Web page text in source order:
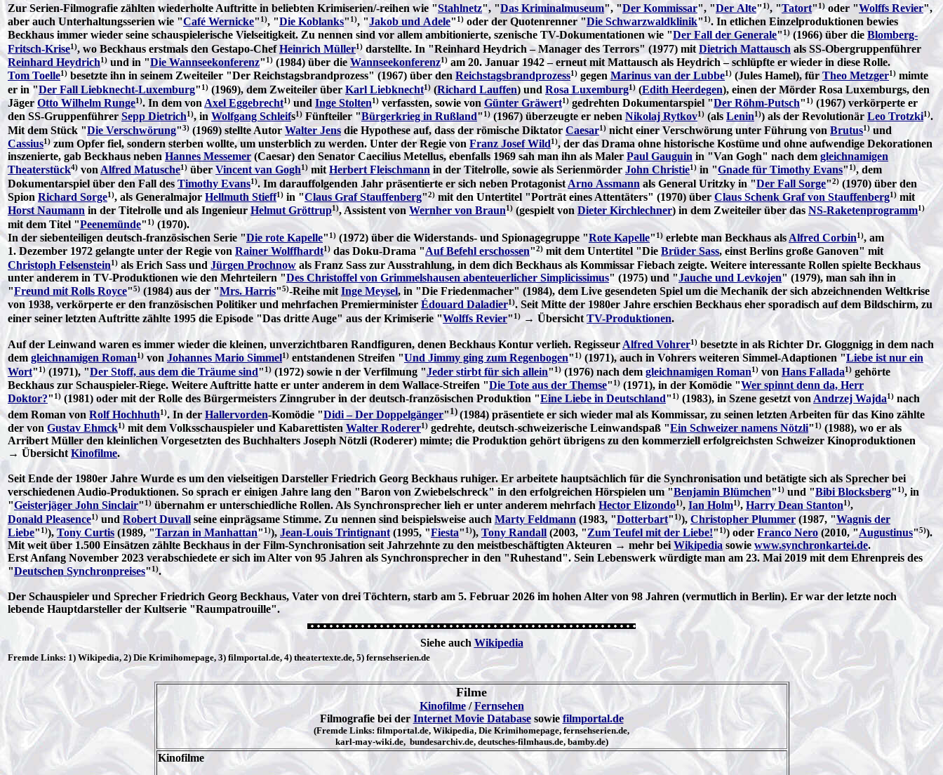
Zur Serien-Filmografie zählten wiederholte Auftritte in beliebten Krimiserien/-reihen wie "Stahlnetz", "Das Kriminalmuseum", "Der Kommissar", "Der Alte"1), "Tatort"1)oder "Wolffs Revier",
aber auch Unterhaltungsserien wie "Café Wernicke" 1), "Die Koblanks" 1), "Jakob und Adele" 1) oder der Quotenrenner "Die Schwarzwaldklinik" 1). In etlichen Einzelproduktionen bewies
Beckhaus immer wieder seine schauspielerische Vielseitigkeit. Zu nennen sind vor allem ambitionierte, szenische TV-Dokumentationen wie "Der Fall der Generale"1)(1966) über dieBlomberg-
Fritsch-Krise1), wo Beckhaus erstmals den Gestapo-ChefHeinrich Müller1) darstellte. In "Reinhard Heydrich – Manager des Terrors" (1977) mit Dietrich Mattausch als SS-Obergruppenführer
Reinhard Heydrich1) und in "Die Wannseekonferenz"1) (1984) über die Wannseekonferenz1) am 20. Januar 1942 – erneut mit Mattausch als Heydrich – schlüpfte er wieder in diese Rolle.
Tom Toelle1) besetzte ihn in seinem Zweiteiler "Der Reichstagsbrandprozess" (1967) über den Reichstagsbrandprozess1) gegen Marinus van der Lubbe1)(Jules Hamel), für Theo Metzger1) mimte
er in "Der Fall Liebknecht-Luxemburg" 1) (1969), dem Zweiteiler über Karl Liebknecht1) (Richard Lauffen) und Rosa Luxemburg1)(Edith Heerdegen), einen der Mörder Rosa Luxemburgs, den
Jäger Otto Wilhelm Runge1). In dem von Axel Eggebrecht1) und Inge Stolten1) verfassten, sowie von Günter Gräwert1) gedrehten Dokumentarspiel "Der Röhm-Putsch" 1) (1967) verkörperte er
den SS-Gruppenführer Sepp Dietrich1), in Wolfgang Schleifs1) Fünfteiler "Bürgerkrieg in Rußland"1)(1967) überzeugte er neben Nikolaj Rytkov1) (als Lenin1)) als der Revolutionär Leo Trotzki1).
Mit dem Stück "Die Verschwörung"3) (1969) stellte AutorWalter Jens die Hypothese auf, dass der römische Diktator Caesar1) nicht einer Verschwörung unter Führung von Brutus1)und
Cassius1) zum Opfer fiel, sondern sterben wollte, um unsterblich zu werden. Unter der Regie von Franz Josef Wild1), der das Drama ohne historische Kostüme und ohne aufwendige Dekorationen
inszenierte, gab Beckhaus nebenHannes Messemer (Caesar) den Senator Caecilius Metellus, ebenfalls 1969 sah man ihn als Maler Paul Gauguinin "Van Gogh" nach dem gleichnamigen
Theaterstück4) von Alfred Matusche1) über Vincent van Gogh1) mitHerbert Fleischmann in der Titelrolle, sowie als Serienmörder John Christie1) in "Gnade für Timothy Evans"1), dem
Dokumentarspiel über den Fall des Timothy Evans1). Im darauffolgenden Jahr präsentierte er sich neben ProtagonistArno Assmann als General Uritzky in "Der Fall Sorge"2) (1970) über den
Spion Richard Sorge1), als Generalmajor Hellmuth Stieff1) in "Claus Graf Stauffenberg"2) mit den Untertitel "Porträt eines Attentäters" (1970) über Claus Schenk Graf von Stauffenberg1) mit
Horst Naumann in der Titelrolle und als Ingenieur Helmut Gröttrup1), Assistent von Wernher von Braun1) (gespielt von Dieter Kirchlechner) in dem Zweiteiler über das NS-Raketenprogramm1)
mit dem Titel "Peenemünde" 1) (1970).
In der siebenteiligen deutsch-französischen Serie "Die rote Kapelle" 1) (1972) über die Widerstands- und Spionagegruppe "Rote Kapelle"1) erlebte man Beckhaus als Alfred Corbin1), am
1. Dezember 1972 gelangte unter der Regie vonRainer Wolffhardt1) das Doku-Drama "Auf Befehl erschossen"2) mit dem Untertitel "Die Brüder Sass, einst Berlins große Ganoven" mit
Christoph Felsenstein1) als Erich Sass undJürgen Prochnow als Franz Sass zur Ausstrahlung, in dem dich Beckhaus als Kommissar Fiebach zeigte. Weitere interessante Rollen spielte Beckhaus
unter anderem in TV-Produktionen wie den Mehrteilern "Des Christoffel von Grimmelshausen abenteuerlicher Simplicissimus" (1975) und "Jauche und Levkojen" (1979), man sah ihn in
"Freund mit Rolls Royce"5) (1984) aus der "Mrs. Harris"5)-Reihe mit Inge Meysel, in "Die Friedenmacher" (1984), dem Live gesendeten Spiel um die Mechanik der sich abzeichnenden Weltkrise
von 1938, verkörperte er den französischen Politiker und mehrfachen Premierminister Édouard Daladier1). Seit Mitte der 1980er Jahre erschien Beckhaus eher sporadisch auf dem Bildschirm, zu
einer seiner letzten Auftritte zählte 1995 die Episode "Das dritte Auge" aus der Krimiserie "Wolffs Revier" 1) → Übersicht TV-Produktionen.
Auf der Leinwand waren es immer wieder die kleinen, unverzichtbaren Randfiguren, denen Beckhaus Kontur verlieh. Regisseur Alfred Vohrer1)besetzte in als Richter Dr. Gloggnigg in dem nach
dem gleichnamigen Roman1) von Johannes Mario Simmel1) entstandenen Streifen "Und Jimmy ging zum Regenbogen" 1) (1971), auch in Vohrers weiteren Simmel-Adaptionen "Liebe ist nur ein
Wort" 1) (1971), "Der Stoff, aus dem die Träume sind" 1) (1972) sowie n der Verfilmung "Jeder stirbt für sich allein" 1)(1976) nach demgleichnamigen Roman1)von Hans Fallada1) gehörte
Beckhaus zur Schauspieler-Riege. Weitere Auftritte hatte er unter anderem in dem Wallace-Streifen "Die Tote aus der Themse" 1)(1971), in der Komödie "Wer spinnt denn da, Herr
Doktor?" 1) (1981) oder mit der Rolle des Bürgermeisters Zinngruber in der deutsch-französischen Produktion "Eine Liebe in Deutschland" 1) (1983), in Szene gesetzt von Andrzej Wajda1) nach
dem Roman von Rolf Hochhuth1). In der Hallervorden-Komödie "Didi – Der Doppelgänger"1) (1984) präsentiete er sich wieder mal als Kommissar, zu seinen letzten Arbeiten für das Kino zählte
der vonGustav Ehmck1) mit dem Volksschauspieler und Kabarettisten Walter Roderer1) gedrehte, deutsch-schweizerische Leinwandspaß "Ein Schweizer namens Nötzli" 1) (1988), wo er als
Arribert Müller den kleinlichen Vorgesetzten des Buchhalters Joseph Nötzli (Roderer) mimte; die Produktion gehört übrigens zu den kommerziell erfolgreichsten Schweizer Kinoproduktionen
→ Übersicht Kinofilme.
Seit Ende der 1980er Jahre Wurde es um den vielseitigen Darsteller Friedrich Georg Beckhaus ruhiger. Er arbeitete hauptsächlich für die Synchronisation und betätigte sich als Sprecher bei
verschiedenen Audio-Produktionen. So sprach er einigen Jahre lang den "Baron von Zwiebelschreck" in den erfolgreichen Hörspielen um "Benjamin Blümchen"1) und "Bibi Blocksberg" 1), in
"Geisterjäger John Sinclair" 1) übernahm er unterschiedliche Rollen. Als Synchronsprecher lieh er unter anderem mehrfachHector Elizondo1), Ian Holm1), Harry Dean Stanton1),
Donald Pleasence1) und Robert Duvall seine einprägsame Stimme. Zu nennen sind beispielsweise auch Marty Feldmann (1983, "Dotterbart" 1)),Christopher Plummer (1987, "Wagnis der
Liebe" 1)),Tony Curtis (1989, "Tarzan in Manhattan"1)), Jean-Louis Trintignant (1995, "Fiesta" 1)), Tony Randall (2003, "Zum Teufel mit der Liebe!"1)) oder Franco Nero (2010, "Augustinus"5)).
Mit weit über 1.500 Einsätzen zählte Beckhaus in der Film-Synchronisation seit Jahrzehnte zu den meistbeschäftigten Akteuren → mehr bei Wikipedia sowie www.synchronkartei.de.
Erst Anfang November 2023 verabschiedete er sich im Alter von 95 Jahren als Synchronsprecher in den "Ruhestand". Sein Lebenswerk würdigte man am 23. Mai 2019 mit dem Ehrenpreis des
"Deutschen Synchronpreises"1).
Der Schauspieler und Sprecher Friedrich Georg Beckhaus, Vater von drei Töchtern, starb am 5. Februar 2026 im hohen Alter von 98 Jahren (vermutlich in Berlin). Er war der letzte noch
lebende Hauptdarsteller der Kultserie "Raumpatrouille".
Siehe auch Wikipedia
Fremde Links: 1) Wikipedia, 2) Die Krimihomepage, 3) filmportal.de, 4) theatertexte.de, 5) fernsehserien.de
Filme
Kinofilme/Fernsehen
Filmografie bei der Internet Movie Databasesowiefilmportal.de
(Fremde Links: filmportal.de, Wikipedia, Die Krimihomepage, fernsehserien.de,
karl-may-wiki.de, bundesarchiv.de, deutsches-filmhaus.de, bamby.de)
Kinofilme